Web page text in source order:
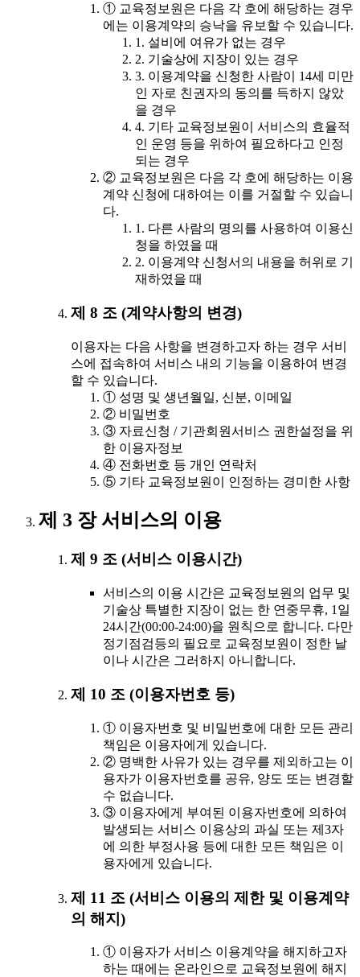
① 교육정보원은 다음 각 호에 해당하는 경우
에는 이용계약의 승낙을 유보할 수 있습니다.
1. 설비에 여유가 없는 경우
2. 기술상에 지장이 있는 경우
3. 이용계약을 신청한 사람이 14세 미만
인 자로 친권자의 동의를 득하지 않았
을 경우
4. 기타 교육정보원이 서비스의 효율적
인 운영 등을 위하여 필요하다고 인정
되는 경우
② 교육정보원은 다음 각 호에 해당하는 이용
계약 신청에 대하여는 이를 거절할 수 있습니
다.
1. 다른 사람의 명의를 사용하여 이용신
청을 하였을 때
2. 이용계약 신청서의 내용을 허위로 기
재하였을 때
제 8 조 (계약사항의 변경)
이용자는 다음 사항을 변경하고자 하는 경우 서비
스에 접속하여 서비스 내의 기능을 이용하여 변경
할 수 있습니다.
① 성명 및 생년월일, 신분, 이메일
② 비밀번호
③ 자료신청 / 기관회원서비스 권한설정을 위
한 이용자정보
④ 전화번호 등 개인 연락처
⑤ 기타 교육정보원이 인정하는 경미한 사항
제 3 장 서비스의 이용
제 9 조 (서비스 이용시간)
서비스의 이용 시간은 교육정보원의 업무 및
기술상 특별한 지장이 없는 한 연중무휴, 1일
24시간(00:00-24:00)을 원칙으로 합니다. 다만
정기점검등의 필요로 교육정보원이 정한 날
이나 시간은 그러하지 아니합니다.
제 10 조 (이용자번호 등)
① 이용자번호 및 비밀번호에 대한 모든 관리
책임은 이용자에게 있습니다.
② 명백한 사유가 있는 경우를 제외하고는 이
용자가 이용자번호를 공유, 양도 또는 변경할
수 없습니다.
③ 이용자에게 부여된 이용자번호에 의하여
발생되는 서비스 이용상의 과실 또는 제3자
에 의한 부정사용 등에 대한 모든 책임은 이
용자에게 있습니다.
제 11 조 (서비스 이용의 제한 및 이용계약
의 해지)
① 이용자가 서비스 이용계약을 해지하고자
하는 때에는 온라인으로 교육정보원에 해지